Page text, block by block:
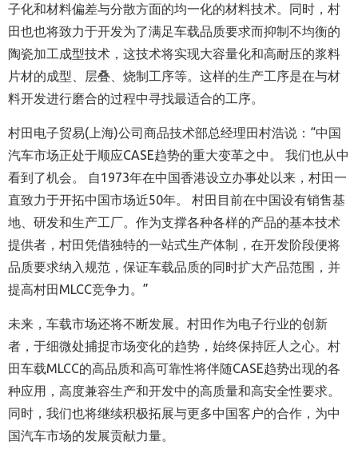
子化和材料偏差与分散方面的均一化的材料技术。同时，村
田也也将致力于开发为了满足车载品质要求而抑制不均衡的
陶瓷加工成型技术，这技术将实现大容量化和高耐压的浆料
片材的成型、层叠、烧制工序等。这样的生产工序是在与材
料开发进行磨合的过程中寻找最适合的工序。
村田电子贸易(上海)公司商品技术部总经理田村浩说：“中国
汽车市场正处于顺应CASE趋势的重大变革之中。 我们也从中
看到了机会。 自1973年在中国香港设立办事处以来，村田一
直致力于开拓中国市场近50年。 村田目前在中国设有销售基
地、研发和生产工厂。作为支撑各种各样的产品的基本技术
提供者，村田凭借独特的一站式生产体制，在开发阶段便将
品质要求纳入规范，保证车载品质的同时扩大产品范围，并
提高村田MLCC竞争力。”
未来，车载市场还将不断发展。村田作为电子行业的创新
者，于细微处捕捉市场变化的趋势，始终保持匠人之心。村
田车载MLCC的高品质和高可靠性将伴随CASE趋势出现的各
种应用，高度兼容生产和开发中的高质量和高安全性要求。
同时，我们也将继续积极拓展与更多中国客户的合作，为中
国汽车市场的发展贡献力量。